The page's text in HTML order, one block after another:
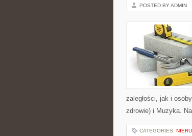
POSTED BY ADMIN
zaległości, jak i
zdrowie) i Muzyka.
CATEGORIES: